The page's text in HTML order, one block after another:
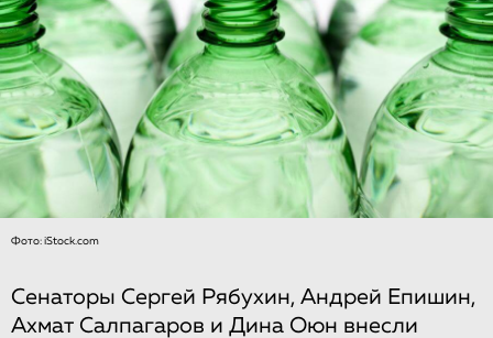
Фото: iStock.com
Сенаторы Сергей Рябухин, Андрей Епишин,
Ахмат Салпагаров и Дина Оюн внесли